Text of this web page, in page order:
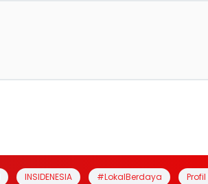
INSIDENESIA #LokalBerdaya